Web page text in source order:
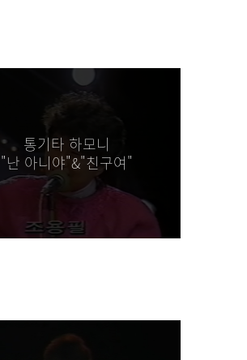
[2026.07.27]
통기타 하모니
"난 아니야"&"친구여"